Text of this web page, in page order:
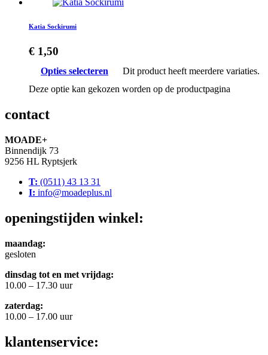
Katia Sockirumi
€ 1,50
Opties selecteren
Dit product heeft meerdere variaties.
Deze optie kan gekozen worden op de productpagina
contact
MOADE+
Binnendijk 73
9256 HL Ryptsjerk
T: (0511) 43 13 31
I: info@moadeplus.nl
openingstijden winkel:
maandag:
gesloten
dinsdag tot en met vrijdag:
10.00 – 17.30 uur
zaterdag:
10.00 – 17.00 uur
klantenservice: